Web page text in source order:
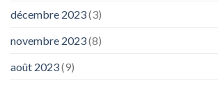
décembre 2023(3)
novembre 2023(8)
août 2023(9)